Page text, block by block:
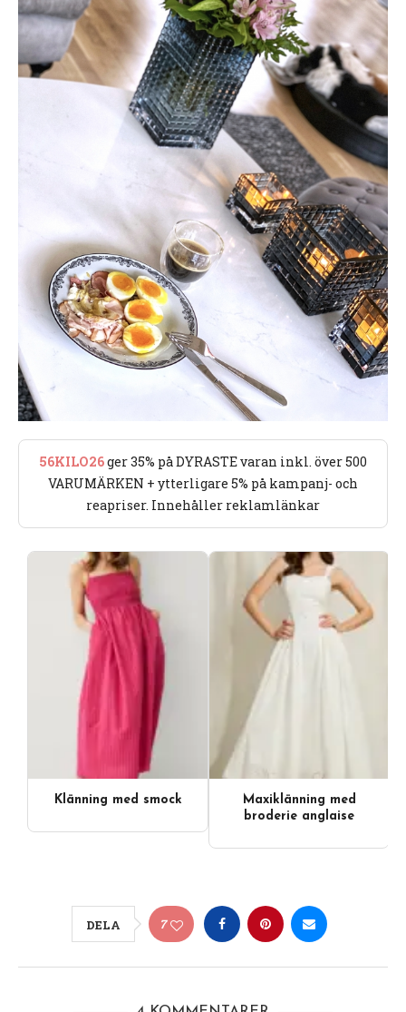
56KILO26ger 35% på DYRASTE varan inkl. över 500
VARUMÄRKEN + ytterligare 5% på kampanj- och
reapriser. Innehåller reklamlänkar
Klänning med smock
Maxiklänning med
broderie anglaise
DELA 7